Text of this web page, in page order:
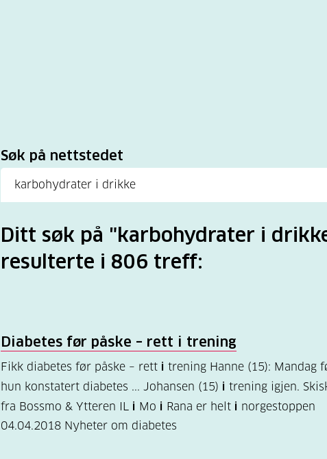
Søk
Søk på nettstedet
Ditt søk på "karbohydrater i
resulterte i 806 treff:
Diabetes før påske – rett i trening
Fikk diabetes før påske – rett i trening Hanne (15): Mandag
hun konstatert diabetes ... Johansen (15) i trening igjen.
fra Bossmo & Ytteren IL i Mo i Rana er helt i norgestoppen
04.04.2018 Nyheter om diabetes